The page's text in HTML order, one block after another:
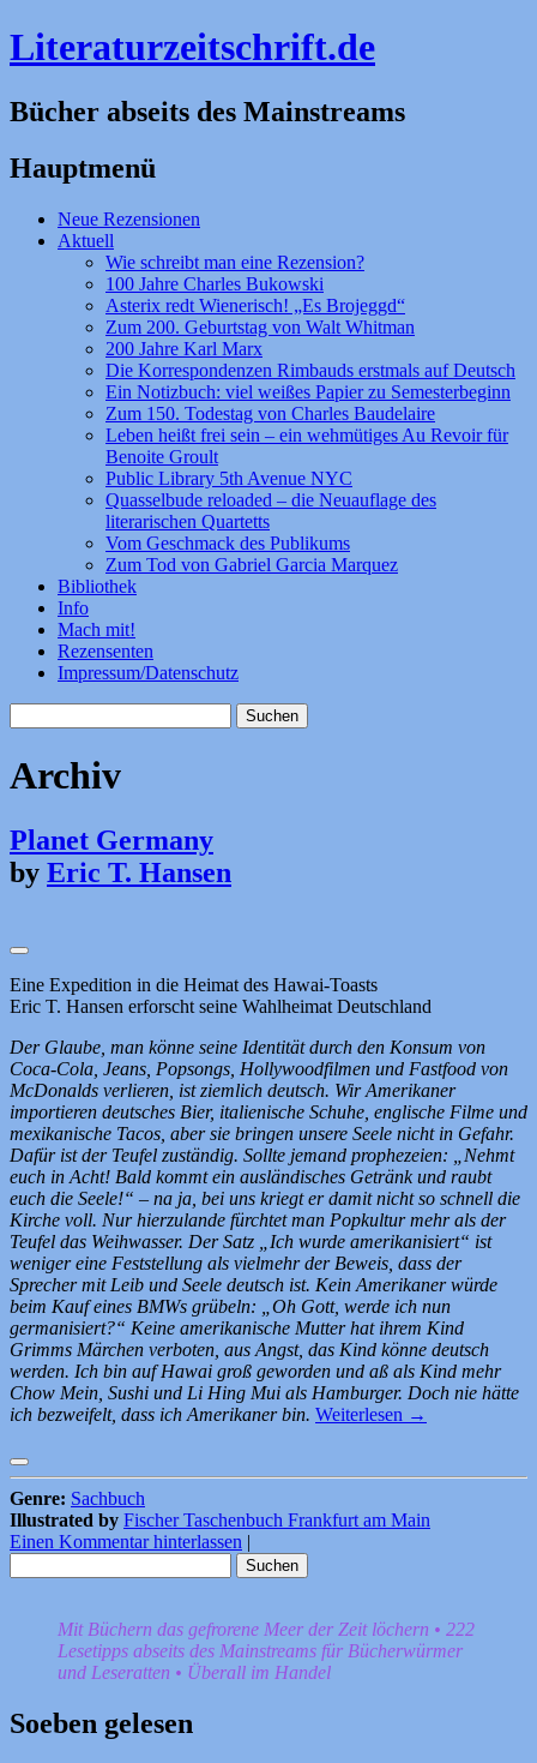
Literaturzeitschrift.de
Bücher abseits des Mainstreams
Hauptmenü
Zum
Inhalt
Neue Rezensionen
Aktuell
Wie schreibt man eine Rezension?
100 Jahre Charles Bukowski
Asterix redt Wienerisch! „Es Brojeggd“
Zum 200. Geburtstag von Walt Whitman
200 Jahre Karl Marx
Die Korrespondenzen Rimbauds erstmals auf Deutsch
Ein Notizbuch: viel weißes Papier zu Semesterbeginn
Zum 150. Todestag von Charles Baudelaire
Leben heißt frei sein – ein wehmütiges Au Revoir für
Benoite Groult
Public Library 5th Avenue NYC
Quasselbude reloaded – die Neuauflage des
literarischen Quartetts
Vom Geschmack des Publikums
Zum Tod von Gabriel Garcia Marquez
Bibliothek
Info
Mach mit!
Rezensenten
Impressum/Datenschutz
nach:
Archiv
Planet Germany
by Eric T. Hansen
Eine Expedition in die Heimat des Hawai-Toasts
Eric T. Hansen erforscht seine Wahlheimat Deutschland
Der Glaube, man könne seine Identität durch den Konsum von
Coca-Cola, Jeans, Popsongs, Hollywoodfilmen und Fastfood von
McDonalds verlieren, ist ziemlich deutsch. Wir Amerikaner
importieren deutsches Bier, italienische Schuhe, englische Filme und
mexikanische Tacos, aber sie bringen unsere Seele nicht in Gefahr.
Dafür ist der Teufel zuständig. Sollte jemand prophezeien: „Nehmt
euch in Acht! Bald kommt ein ausländisches Getränk und raubt
euch die Seele!“ – na ja, bei uns kriegt er damit nicht so schnell die
Kirche voll. Nur hierzulande fürchtet man Popkultur mehr als der
Teufel das Weihwasser. Der Satz „Ich wurde amerikanisiert“ ist
weniger eine Feststellung als vielmehr der Beweis, dass der
Sprecher mit Leib und Seele deutsch ist. Kein Amerikaner würde
beim Kauf eines BMWs grübeln: „Oh Gott, werde ich nun
germanisiert?“ Keine amerikanische Mutter hat ihrem Kind
Grimms Märchen verboten, aus Angst, das Kind könne deutsch
werden. Ich bin auf Hawai groß geworden und aß als Kind mehr
Chow Mein, Sushi und Li Hing Mui als Hamburger. Doch nie hätte
ich bezweifelt, dass ich Amerikaner bin. Weiterlesen →
Genre: Sachbuch
Illustrated by Fischer Taschenbuch Frankfurt am Main
Einen Kommentar hinterlassen
nach:
Mit Büchern das gefrorene Meer der Zeit löchern • 222
Lesetipps abseits des Mainstreams für Bücherwürmer
und Leseratten • Überall im Handel
Soeben gelesen